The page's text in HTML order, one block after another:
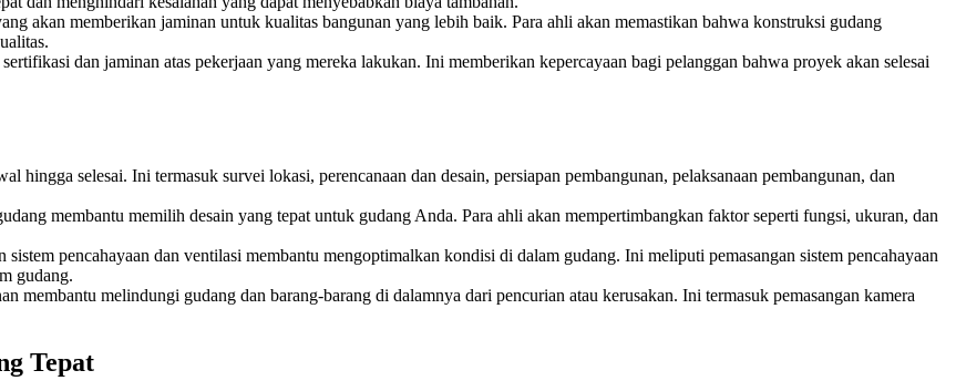
akan memberikan jaminan untuk kualitas bangunan yang lebih baik. Para ahli akan memastikan bahwa konstruksi gudang
dan jaminan atas pekerjaan yang mereka lakukan. Ini memberikan kepercayaan bagi pelanggan bahwa proyek akan selesai
hingga selesai. Ini termasuk survei lokasi, perencanaan dan desain, persiapan pembangunan, pelaksanaan pembangunan, dan
membantu memilih desain yang tepat untuk gudang Anda. Para ahli akan mempertimbangkan faktor seperti fungsi, ukuran, dan
sistem pencahayaan dan ventilasi membantu mengoptimalkan kondisi di dalam gudang. Ini meliputi pemasangan sistem pencahayaan
gudang.
membantu melindungi gudang dan barang-barang di dalamnya dari pencurian atau kerusakan. Ini termasuk pemasangan kamera
Tepat